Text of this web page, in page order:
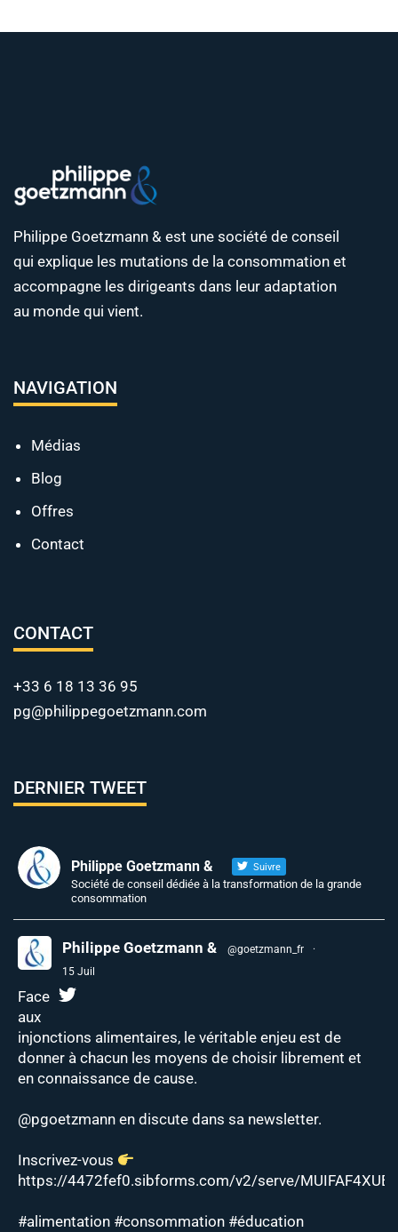
Philippe Goetzmann & est une société de conseil
qui explique les mutations de la consommation et
accompagne les dirigeants dans leur adaptation
au monde qui vient.
NAVIGATION
Médias
Blog
Offres
Contact
CONTACT
+33 6 18 13 36 95
pg@philippegoetzmann.com
DERNIER TWEET
Philippe Goetzmann & Suivre
Société de conseil dédiée à la transformation de la grande
consommation
Philippe Goetzmann & @goetzmann_fr
·
15 Juil
Face
aux
injonctions alimentaires, le véritable enjeu est de
donner à chacun les moyens de choisir librement et
en connaissance de cause.
@pgoetzmann en discute dans sa newsletter.
Inscrivez-vous
https://4472fef0.sibforms.com/v2/serve/
#alimentation #consommation #éducation